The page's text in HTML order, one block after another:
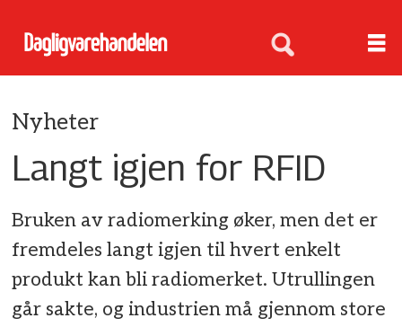
Nyheter
Langt igjen for RFID
Bruken av radiomerking øker, men det er
fremdeles langt igjen til hvert enkelt
produkt kan bli radiomerket. Utrullingen
går sakte, og industrien må gjennom store